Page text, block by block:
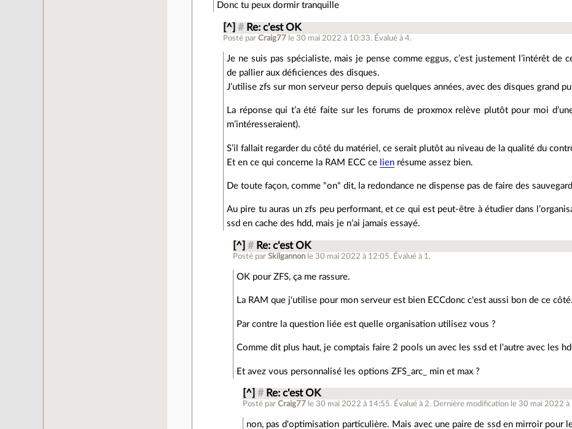
Donc tu peux dormir tranquille
[^] # Re: c'est OK
Posté parCraig77 le 30 mai 2022 à 10:33. Évalué à4.
Je ne suis pas spécialiste, mais je pense comme eggus, c’est justement l’intérêt de
de pallier aux déficiences des disques.
J’utilise zfs sur mon serveur perso depuis quelques années, avec des disques grand
La réponse qui t’a été faite sur les forums de proxmox relève plutôt pour moi
m’intéresseraient).
S’il fallait regarder du côté du matériel, ce serait plutôt au niveau de la qualité du
Et en ce qui concerne la RAM ECC ce lien résume assez bien.
De toute façon, comme "on" dit, la redondance ne dispense pas de faire des
Au pire tu auras un zfs peu performant, et ce qui est peut-être à étudier dans
ssd en cache des hdd, mais je n’ai jamais essayé.
[^] # Re: c'est OK
Posté parSkilgannon le 30 mai 2022 à 12:05. Évalué à 1 .
OK pour ZFS, ça me rassure.
La RAM que j'utilise pour mon serveur est bien ECCdonc c'est aussi bon de ce côté.
Par contre la question liée est quelle organisation utilisez vous ?
Comme dit plus haut, je comptais faire 2 pools un avec les ssd et l'autre avec les
Et avez vous personnalisé les options ZFS_arc_ min et max ?
[^] # Re: c'est OK
Posté parCraig77 le 30 mai 2022 à 14:55. Évalué à 2. Dernière modification le 30 mai 2022 à
non, pas d'optimisation particulière. Mais avec une paire de ssd en mirroir pour